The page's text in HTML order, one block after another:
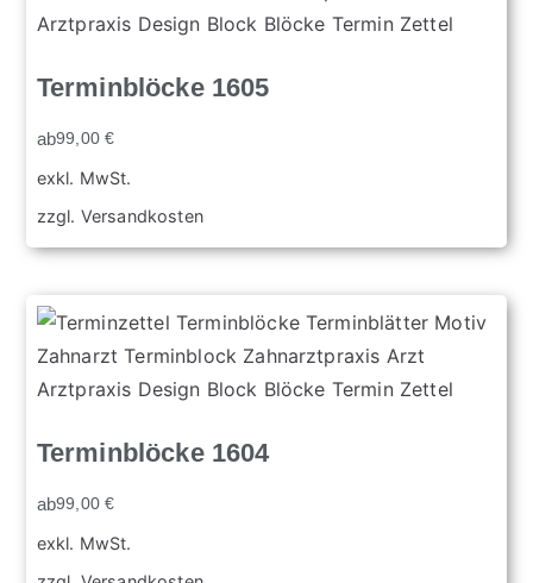
Terminblöcke 1605
ab99,00€
exkl. MwSt.
zzgl. Versandkosten
Terminblöcke 1604
ab99,00€
exkl. MwSt.